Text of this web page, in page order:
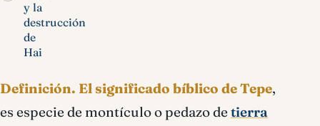
y la
destrucción
de
Hai
Definición. El significado bíblico de Tepe,
es especie de montículo o pedazo de tierra